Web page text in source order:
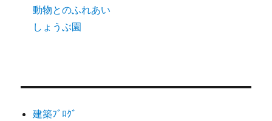
動物とのふれあい
しょうぶ園
建築ﾌﾞﾛｸﾞ